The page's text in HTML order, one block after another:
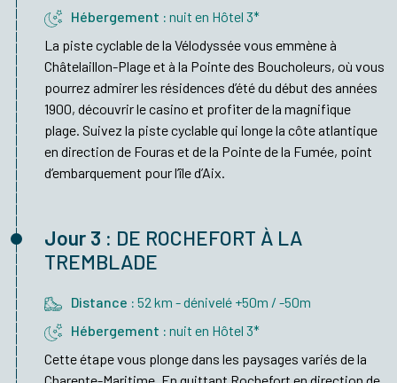
Hébergement : nuit en Hôtel 3*
La piste cyclable de la Vélodyssée vous emmène à
Châtelaillon-Plage et à la Pointe des Boucholeurs, où vous
pourrez admirer les résidences d’été du début des années
1900, découvrir le casino et profiter de la magnifique
plage. Suivez la piste cyclable qui longe la côte atlantique
en direction de Fouras et de la Pointe de la Fumée, point
d’embarquement pour l’île d’Aix.
Jour 3 : DE ROCHEFORT À LA
TREMBLADE
Distance : 52 km - dénivelé +50m / -50m
Hébergement : nuit en Hôtel 3*
Cette étape vous plonge dans les paysages variés de la